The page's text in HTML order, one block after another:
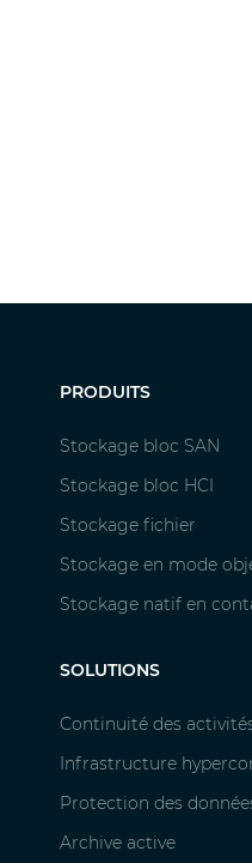
PRODUITS
Stockage bloc SAN
Stockage bloc HCI
Stockage fichier
Stockage en mode
Stockage natif en
SOLUTIONS
Continuité des
Infrastructure
Protection des
Archive active